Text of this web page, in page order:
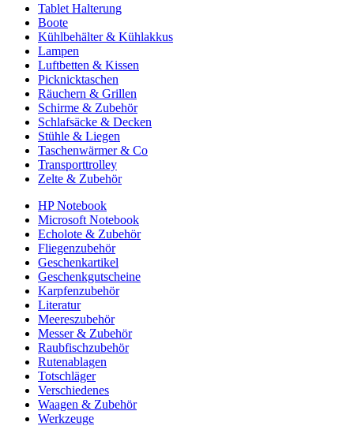
Tablet Halterung
Boote
Kühlbehälter & Kühlakkus
Lampen
Luftbetten & Kissen
Picknicktaschen
Räuchern & Grillen
Schirme & Zubehör
Schlafsäcke & Decken
Stühle & Liegen
Taschenwärmer & Co
Transporttrolley
Zelte & Zubehör
HP Notebook
Microsoft Notebook
Echolote & Zubehör
Fliegenzubehör
Geschenkartikel
Geschenkgutscheine
Karpfenzubehör
Literatur
Meereszubehör
Messer & Zubehör
Raubfischzubehör
Rutenablagen
Totschläger
Verschiedenes
Waagen & Zubehör
Werkzeuge